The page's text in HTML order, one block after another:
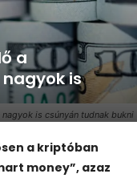
is csúnyán tudnak bukni
a
is
a kriptóban
money”, azaz